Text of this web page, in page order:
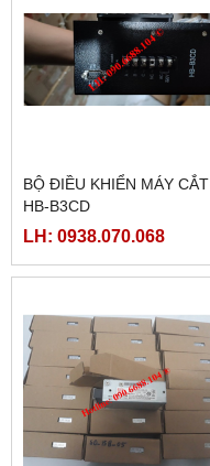
BỘ ĐIỀU KHIỂN MÁY CẮT
HB-B3CD
LH: 0938.070.068